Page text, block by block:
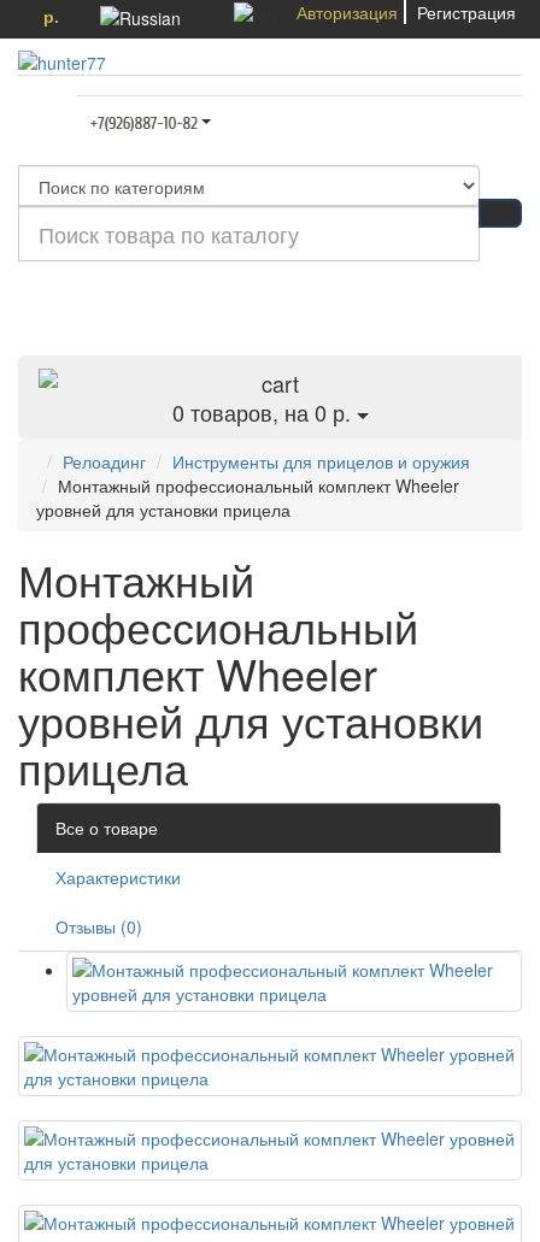
р. Авторизация Регистрация
0 товаров, на 0 р.
Релоадинг
Инструменты для прицелов и оружия
Монтажный профессиональный комплект Wheeler
уровней для установки прицела
Монтажный
профессиональный
комплект Wheeler
уровней для установки
прицела
Все о товаре
Характеристики
Отзывы (0)